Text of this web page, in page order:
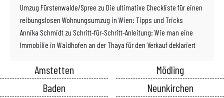
Umzug Fürstenwalde/Spree zu Die ultimative Checkliste für einen
reibungslosen Wohnungsumzug in Wien: Tipps und Tricks
Annika Schmidt zu Schritt-für-Schritt-Anleitung: Wie man eine
Immobilie in Waidhofen an der Thaya für den Verkauf deklariert
Amstetten
Baden
Mödling
Neunkirchen